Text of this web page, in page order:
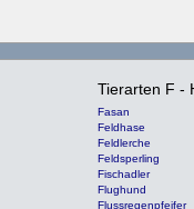
Tierarten F -
Fasan
Feldhase
Feldlerche
Feldsperling
Fischadler
Flughund
Flussregenpfeifer